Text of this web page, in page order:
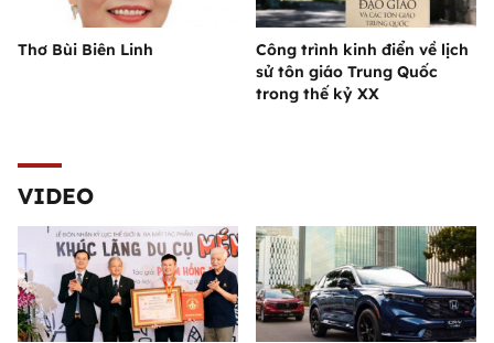
Thơ Bùi Biên Linh
Công trình kinh điển về lịch
sử tôn giáo Trung Quốc
trong thế kỷ XX
VIDEO